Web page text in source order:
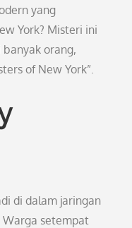
yang
York? Misteri ini
orang,
of New York”.
di dalam jaringan
setempat